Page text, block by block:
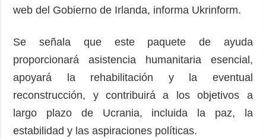
web del Gobierno de Irlanda, informa Ukrinform.
Se señala que este paquete de ayuda
proporcionará asistencia humanitaria esencial,
apoyará la rehabilitación y la eventual
reconstrucción, y contribuirá a los objetivos a
largo plazo de Ucrania, incluida la paz, la
estabilidad y las aspiraciones políticas.